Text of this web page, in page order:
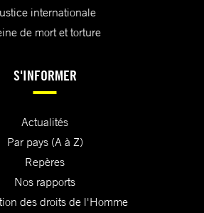
internationale
de mort et torture
S'INFORMER
Actualités
Par pays (A à Z)
Repères
Nos rapports
des droits de l'Homme